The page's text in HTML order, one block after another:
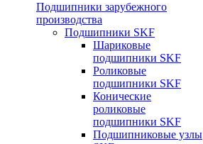
Подшипники зарубежного
производства
Подшипники SKF
Шариковые
подшипники SKF
Роликовые
подшипники SKF
Конические
роликовые
подшипники SKF
Подшипниковые узлы